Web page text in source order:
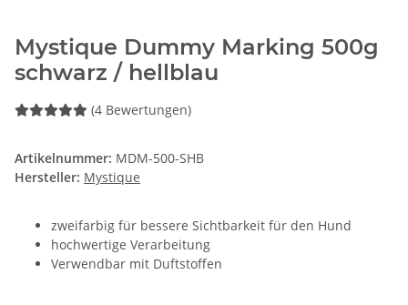
Mystique Dummy Marking 500g
schwarz / hellblau
(4 Bewertungen)
Artikelnummer: MDM-500-SHB
Hersteller: Mystique
zweifarbig für bessere Sichtbarkeit für den Hund
hochwertige Verarbeitung
Verwendbar mit Duftstoffen